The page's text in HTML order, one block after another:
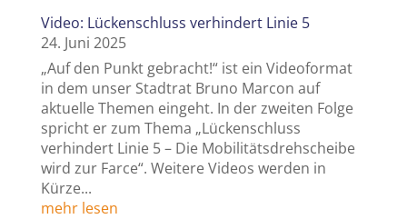
Video: Lückenschluss verhindert Linie 5
24. Juni 2025
„Auf den Punkt gebracht!“ ist ein Videoformat
in dem unser Stadtrat Bruno Marcon auf
aktuelle Themen eingeht. In der zweiten Folge
spricht er zum Thema „Lückenschluss
verhindert Linie 5 – Die Mobilitätsdrehscheibe
wird zur Farce“. Weitere Videos werden in
Kürze...
mehr lesen